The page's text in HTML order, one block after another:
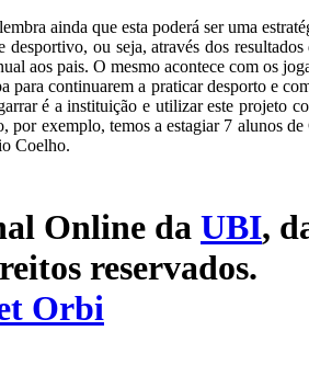
ainda que esta poderá ser uma
desportivo, ou seja, através dos
aos pais. O mesmo acontece com os
para continuarem a praticar desporto e
é a instituição e utilizar este projeto
por exemplo, temos a estagiar 7 alunos
Coelho.
Online da UBI,
reservados.